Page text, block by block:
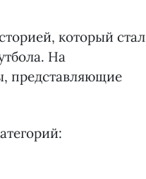
который стал
На
представляющие